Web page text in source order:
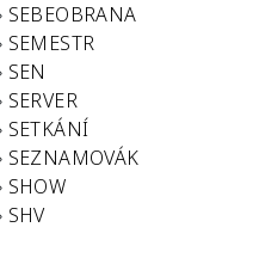
SEBEOBRANA
SEMESTR
SEN
SERVER
SETKÁNÍ
SEZNAMOVÁK
SHOW
SHV